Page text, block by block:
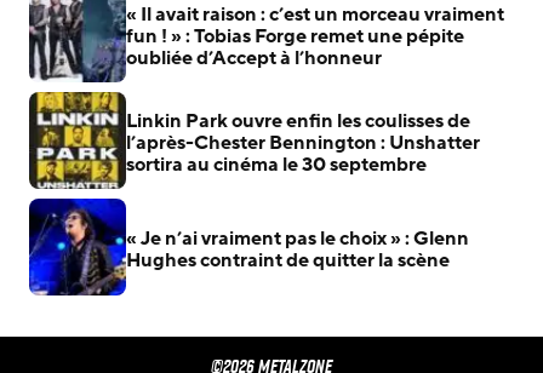
« Il avait raison : c’est un morceau vraiment
fun ! » : Tobias Forge remet une pépite
oubliée d’Accept à l’honneur
Linkin Park ouvre enfin les coulisses de
l’après-Chester Bennington : Unshatter
sortira au cinéma le 30 septembre
« Je n’ai vraiment pas le choix » : Glenn
Hughes contraint de quitter la scène
©2026 METALZONE